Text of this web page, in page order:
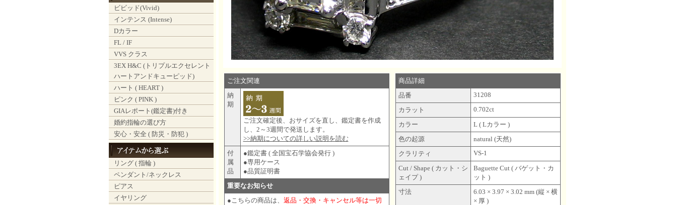
ビビッド(Vivid)
インテンス (Intense)
Dカラー
FL / IF
VVS クラス
3EX H&C (トリプルエクセレント
ハートアンドキューピッド)
ハート ( HEART )
ピンク ( PINK )
GIAレポート(鑑定書)付き
婚約指輪の選び方
安心・安全 ( 防災・防犯 )
リング ( 指輪 )
ペンダント/ネックレス
ピアス
イヤリング
ご注文関連
納
期
ご注文確定後、おサイズを直し、鑑定書を作成
し、2～3週間で発送します。
>>納期についての詳しい説明を読む
付
属
品
●鑑定書 ( 全国宝石学協会発行 )
●専用ケース
●品質証明書
重要なお知らせ
●こちらの商品は、 返品・交換・キャンセル等は一切
商品詳細
品番
31208
カラット
0.702ct
カラー
L ( Lカラー )
色の起源
natural (天然)
クラリティ
VS-1
Cut / Shape ( カット・シ
ェイプ )
Baguette Cut ( バゲット・カ
ット )
寸法
6.03 × 3.97 × 3.02 mm (縦 × 横
× 厚 )